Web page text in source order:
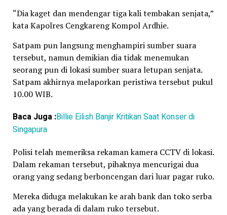
“Dia kaget dan mendengar tiga kali tembakan senjata,”
kata Kapolres Cengkareng Kompol Ardhie.
Satpam pun langsung menghampiri sumber suara
tersebut, namun demikian dia tidak menemukan
seorang pun di lokasi sumber suara letupan senjata.
Satpam akhirnya melaporkan peristiwa tersebut pukul
10.00 WIB.
Baca Juga :Billie Eilish Banjir Kritikan Saat Konser di
Singapura
Polisi telah memeriksa rekaman kamera CCTV di lokasi.
Dalam rekaman tersebut, pihaknya mencurigai dua
orang yang sedang berboncengan dari luar pagar ruko.
Mereka diduga melakukan ke arah bank dan toko serba
ada yang berada di dalam ruko tersebut.